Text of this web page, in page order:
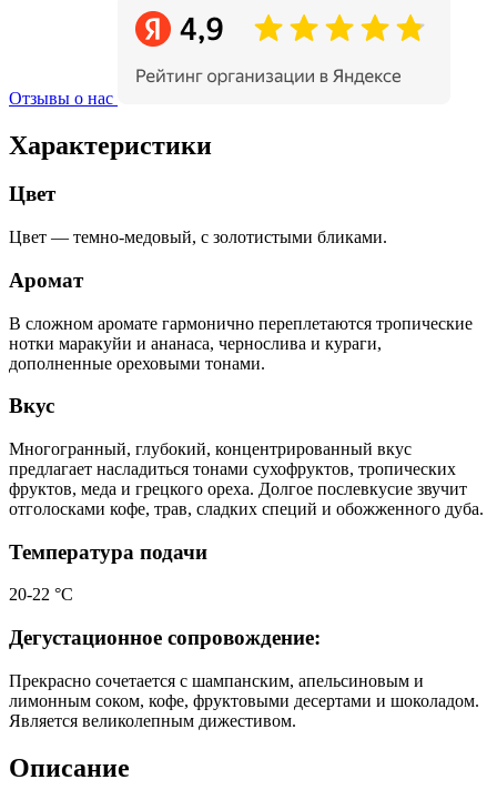
Отзывы о нас
Характеристики
Цвет
Цвет — темно-медовый, с золотистыми бликами.
Аромат
В сложном аромате гармонично переплетаются тропические
нотки маракуйи и ананаса, чернослива и кураги,
дополненные ореховыми тонами.
Вкус
Многогранный, глубокий, концентрированный вкус
предлагает насладиться тонами сухофруктов, тропических
фруктов, меда и грецкого ореха. Долгое послевкусие звучит
отголосками кофе, трав, сладких специй и обожженного дуба.
Температура подачи
20-22 °C
Дегустационное сопровождение:
Прекрасно сочетается с шампанским, апельсиновым и
лимонным соком, кофе, фруктовыми десертами и шоколадом.
Является великолепным дижестивом.
Описание